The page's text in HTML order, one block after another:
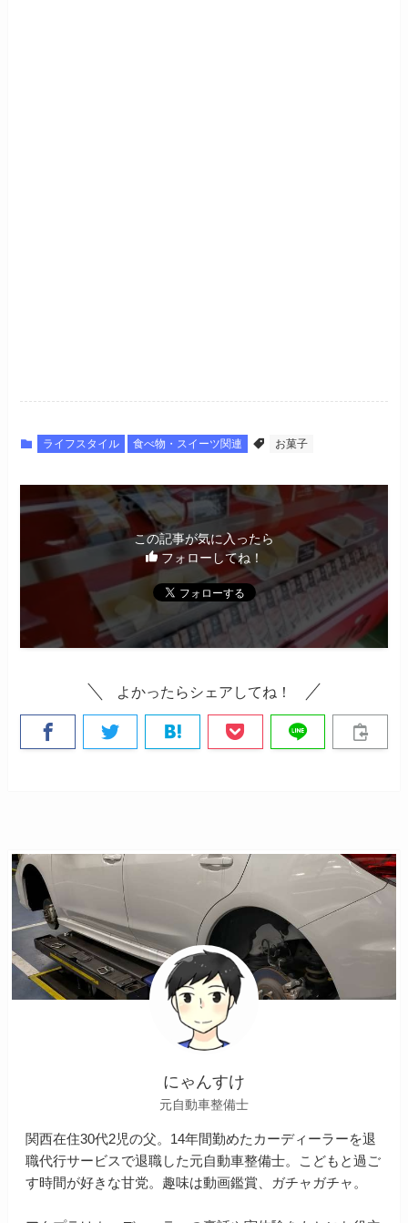
ライフスタイル 食べ物・スイーツ関連 お菓子
この記事が気に入ったら
フォローしてね！
よかったらシェアしてね！
にゃんすけ
元自動車整備士
関西在住30代2児の父。14年間勤めたカーディーラーを退
職代行サービスで退職した元自動車整備士。こどもと過ご
す時間が好きな甘党。趣味は動画鑑賞、ガチャガチャ。